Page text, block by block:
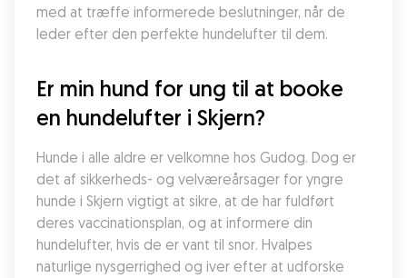
med at træffe informerede beslutninger, når de
leder efter den perfekte hundelufter til dem.
Er min hund for ung til at booke
en hundelufter i Skjern?
Hunde i alle aldre er velkomne hos Gudog. Dog er
det af sikkerheds- og velværeårsager for yngre
hunde i Skjern vigtigt at sikre, at de har fuldført
deres vaccinationsplan, og at informere din
hundelufter, hvis de er vant til snor. Hvalpes
naturlige nysgerrighed og iver efter at udforske